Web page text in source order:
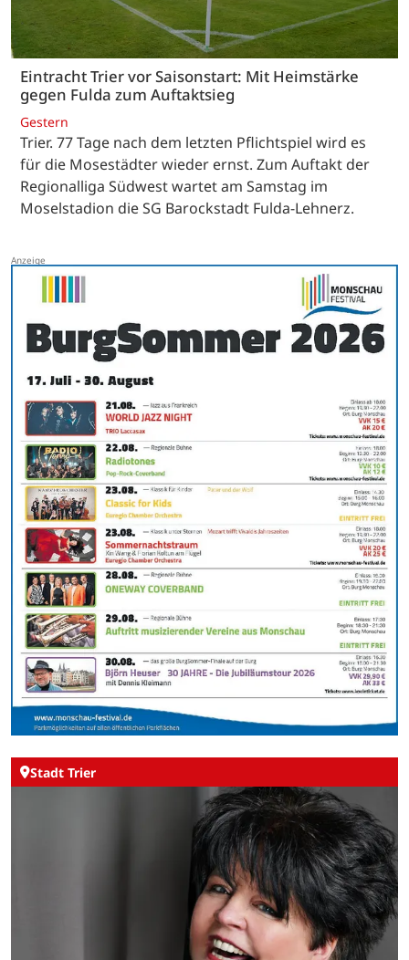
Eintracht Trier vor Saisonstart: Mit Heimstärke
gegen Fulda zum Auftaktsieg
Gestern
Trier. 77 Tage nach dem letzten Pflichtspiel wird es
für die Mosestädter wieder ernst. Zum Auftakt der
Regionalliga Südwest wartet am Samstag im
Moselstadion die SG Barockstadt Fulda-Lehnerz.
Stadt Trier